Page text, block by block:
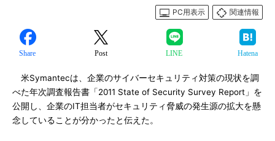
PC用表示
関連情報
Share Post LINE Hatena
米Symantecは、企業のサイバーセキュリティ対策の現状を調
べた年次調査報告書「2011 State of Security Survey Report」を
公開し、企業のIT担当者がセキュリティ脅威の発生源の拡大を懸
念していることが分かったと伝えた。